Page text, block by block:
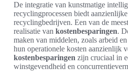
De integratie van kunstmatige
recyclingprocessen biedt
recyclingbedrijven. Een van de
realisatie van kostenbesparingen.
maken van middelen, zoals arbeid
hun operationele kosten aanzienlijk
kostenbesparingen zijn cruciaal in
winstgevendheid en